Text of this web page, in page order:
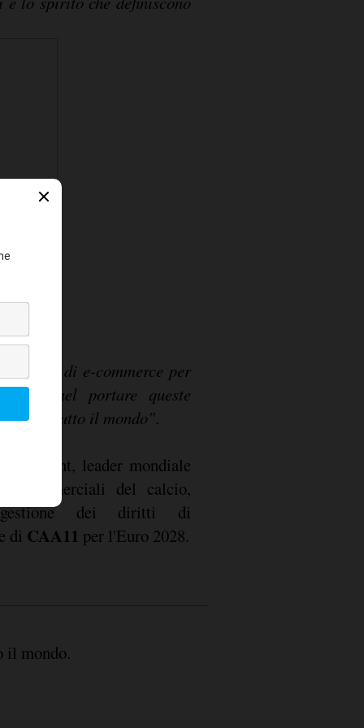
globali di e-commerce per
di tutto il mondo".
Relevent, leader mondiale
commerciali del calcio,
dei diritti di
di CAA11 per l'Euro 2028.
il mondo.